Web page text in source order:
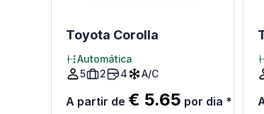
Toyota Corolla
Automática
5
2 4 A/C
A partir de € 5.65 por dia *